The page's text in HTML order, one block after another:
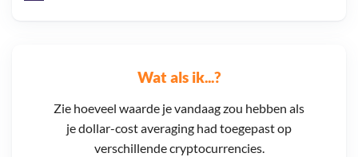
Wat als ik...?
Zie hoeveel waarde je vandaag zou hebben als
je dollar-cost averaging had toegepast op
verschillende cryptocurrencies.